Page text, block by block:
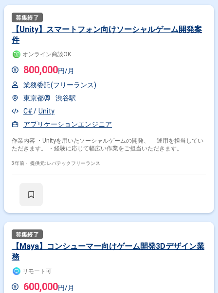
【Unity】スマートフォン向けソーシャルゲーム開発案
件
オンライン商談OK
800,000円/月
業務委託(フリーランス)
東京都
渋谷駅
C#
Unity
アプリケーションエンジニア
作業内容 ・Unityを用いたソーシャルゲームの開発、 運用を担当してい
ただきます。 ・経験に応じて幅広い作業をご担当いただきます。
3年前・ 提供元: レバテックフリーランス
【Maya】コンシューマー向けゲーム開発3Dデザイン業
務
リモート可
600,000円/月
ゲームプランナー